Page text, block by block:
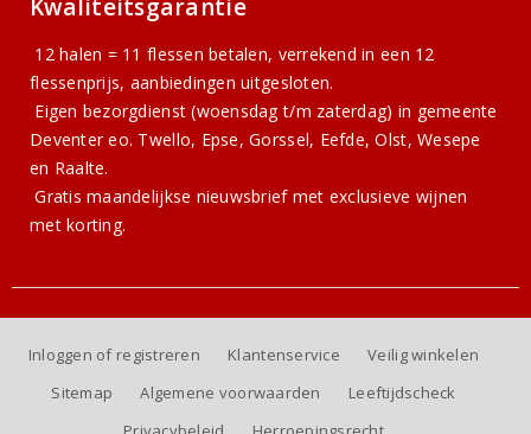
Kwaliteitsgarantie
12 halen = 11 flessen betalen, verrekend in een 12
flessenprijs, aanbiedingen uitgesloten.
Eigen bezorgdienst (woensdag t/m zaterdag) in gemeente
Deventer eo. Twello, Epse, Gorssel, Eefde, Olst, Wesepe
en Raalte.
Gratismaandelijkse nieuwsbriefmet exclusieve wijnen
met korting.
Inloggen of registreren Klantenservice
Veilig winkelen
Sitemap
Algemene voorwaarden
Leeftijdscheck